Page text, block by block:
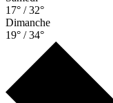
17° / 32°
Dimanche
19° / 34°